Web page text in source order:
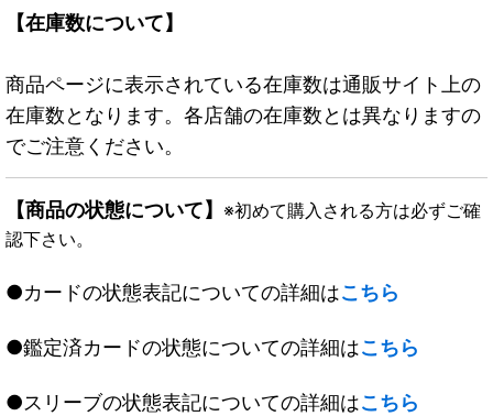
【在庫数について】
商品ページに表示されている在庫数は通販サイト上の
在庫数となります。各店舗の在庫数とは異なりますの
でご注意ください。
【商品の状態について】 ※初めて購入される方は必ずご確
認下さい。
●カードの状態表記についての詳細はこちら
●鑑定済カードの状態についての詳細はこちら
●スリーブの状態表記についての詳細はこちら